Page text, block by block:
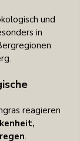
und
in
reagieren
.